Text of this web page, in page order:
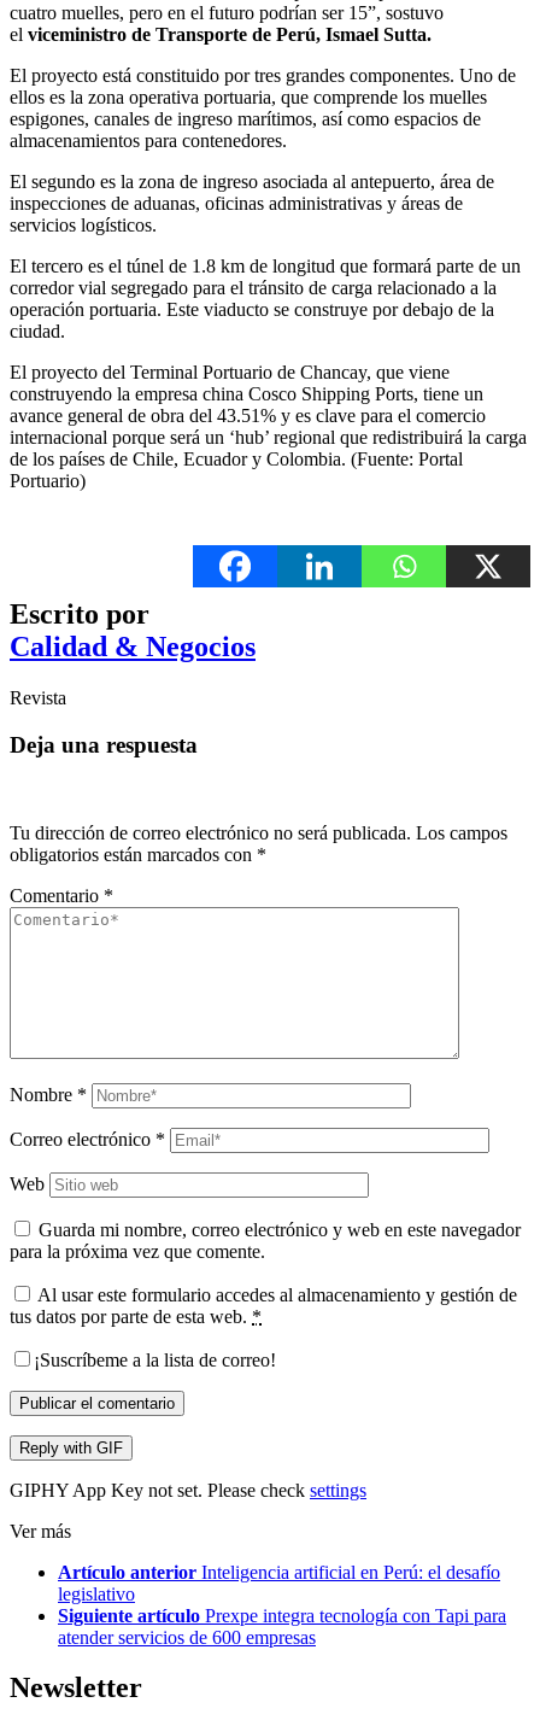
cuatro muelles, pero en el futuro podrían ser 15”, sostuvo
el viceministro de Transporte de Perú, Ismael Sutta.
El proyecto está constituido por tres grandes componentes. Uno de
ellos es la zona operativa portuaria, que comprende los muelles
espigones, canales de ingreso marítimos, así como espacios de
almacenamientos para contenedores.
El segundo es la zona de ingreso asociada al antepuerto, área de
inspecciones de aduanas, oficinas administrativas y áreas de
servicios logísticos.
El tercero es el túnel de 1.8 km de longitud que formará parte de un
corredor vial segregado para el tránsito de carga relacionado a la
operación portuaria. Este viaducto se construye por debajo de la
ciudad.
El proyecto del Terminal Portuario de Chancay, que viene
construyendo la empresa china Cosco Shipping Ports, tiene un
avance general de obra del 43.51% y es clave para el comercio
internacional porque será un ‘hub’ regional que redistribuirá la carga
de los países de Chile, Ecuador y Colombia. (Fuente: Portal
Portuario)
Escrito por
Calidad & Negocios
Revista
Deja una respuesta
Tu dirección de correo electrónico no será publicada. Los campos
obligatorios están marcados con *
Comentario *
Nombre *
Correo electrónico *
Web
Guarda mi nombre, correo electrónico y web en este navegador
para la próxima vez que comente.
Al usar este formulario accedes al almacenamiento y gestión de
tus datos por parte de esta web. *
¡Suscríbeme a la lista de correo!
Publicar el comentario
Reply with GIF
GIPHY App Key not set. Please check settings
Ver más
Artículo anterior Inteligencia artificial en Perú: el desafío
legislativo
Siguiente artículo Prexpe integra tecnología con Tapi para
atender servicios de 600 empresas
Newsletter